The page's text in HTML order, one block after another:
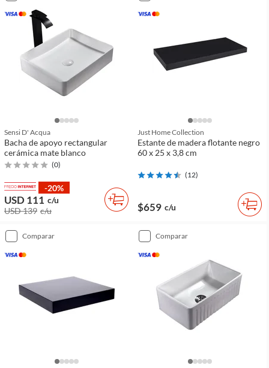
Sensi D' Acqua
Bacha de apoyo rectangular
cerámica mate blanco
(0)
-20%
USD 111 c/u
USD 139 c/u
Just Home Collection
Estante de madera flotante negro
60 x 25 x 3,8 cm
(12)
$659 c/u
comparar comparar